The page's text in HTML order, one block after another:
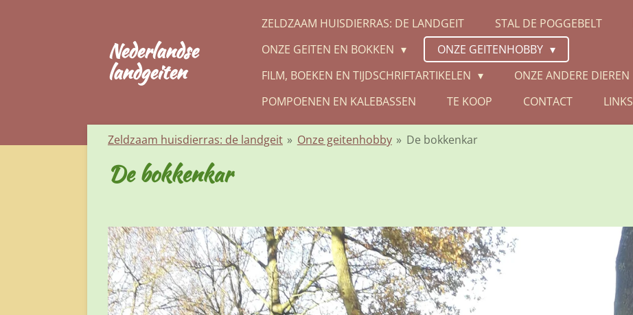
Nederlandse
landgeiten
ZELDZAAM HUISDIERRAS: DE LANDGEIT STAL DE POGGEBELT
ONZE GEITEN EN BOKKEN
ONZE GEITENHOBBY
FILM, BOEKEN EN TIJDSCHRIFTARTIKELEN
ONZE ANDERE DIEREN
POMPOENEN EN KALEBASSEN
TE KOOP CONTACT LINKS
Zeldzaam huisdierras: de landgeit » Onze geitenhobby » De bokkenkar
De bokkenkar